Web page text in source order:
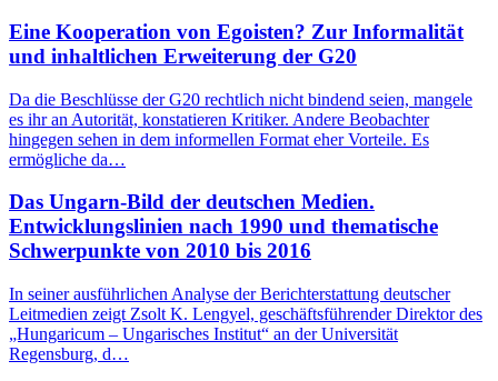
Eine Kooperation von Egoisten? Zur Informalität
und inhaltlichen Erweiterung der G20
Da die Beschlüsse der G20 rechtlich nicht bindend seien, mangele
es ihr an Autorität, konstatieren Kritiker. Andere Beobachter
hingegen sehen in dem informellen Format eher Vorteile. Es
ermögliche da…
Das Ungarn-Bild der deutschen Medien.
Entwicklungslinien nach 1990 und thematische
Schwerpunkte von 2010 bis 2016
In seiner ausführlichen Analyse der Berichterstattung deutscher
Leitmedien zeigt Zsolt K. Lengyel, geschäftsführender Direktor des
„Hungaricum – Ungarisches Institut“ an der Universität
Regensburg, d…